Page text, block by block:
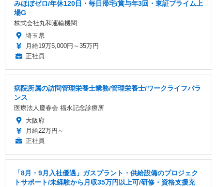
みほぼゼロ/年休120日・毎日帰宅/賞与年3回・東証プライム上
場G
株式会社丸和運輸機関
埼玉県
月給19万5,000円～35万円
正社員
病院所属の訪問管理栄養士業務/管理栄養士/ワークライフバラ
ンス
医療法人慶春会 福永記念診療所
大阪府
月給22万円～
正社員
「8月・9月入社優遇」ガスプラント・供給設備のプロジェク
トサポート/未経験から月収35万円以上可/研修・資格支援充